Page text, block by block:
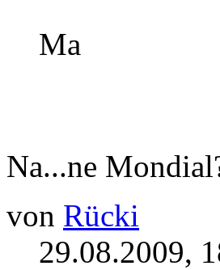
Ma
Na...ne
von Rücki
29.08.2009,